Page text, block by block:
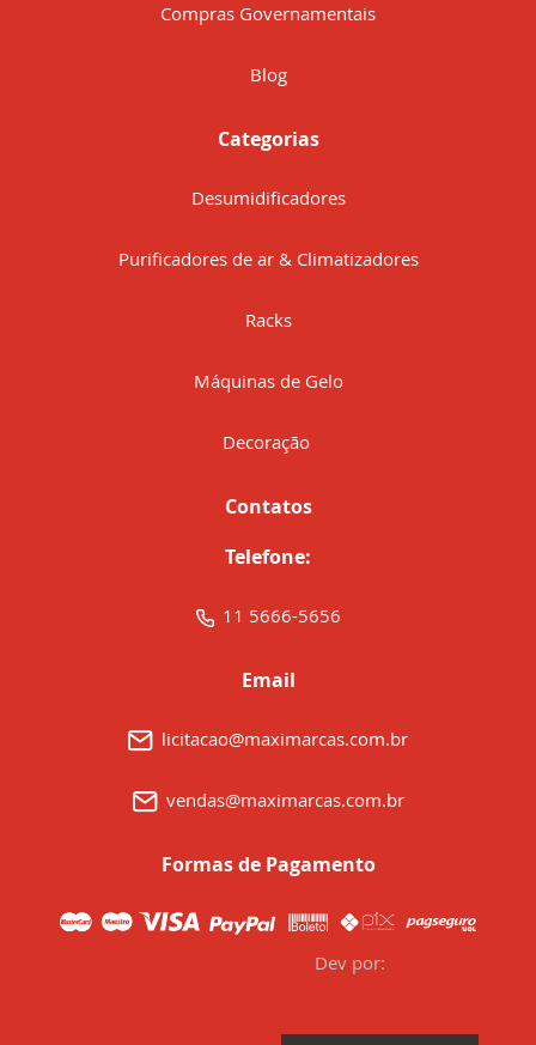
Compras Governamentais
Blog
Categorias
Desumidificadores
Purificadores de ar & Climatizadores
Racks
Máquinas de Gelo
Decoração
Contatos
Telefone:
11 5666-5656
Email
licitacao@maximarcas.com.br
vendas@maximarcas.com.br
Formas de Pagamento
Dev por: